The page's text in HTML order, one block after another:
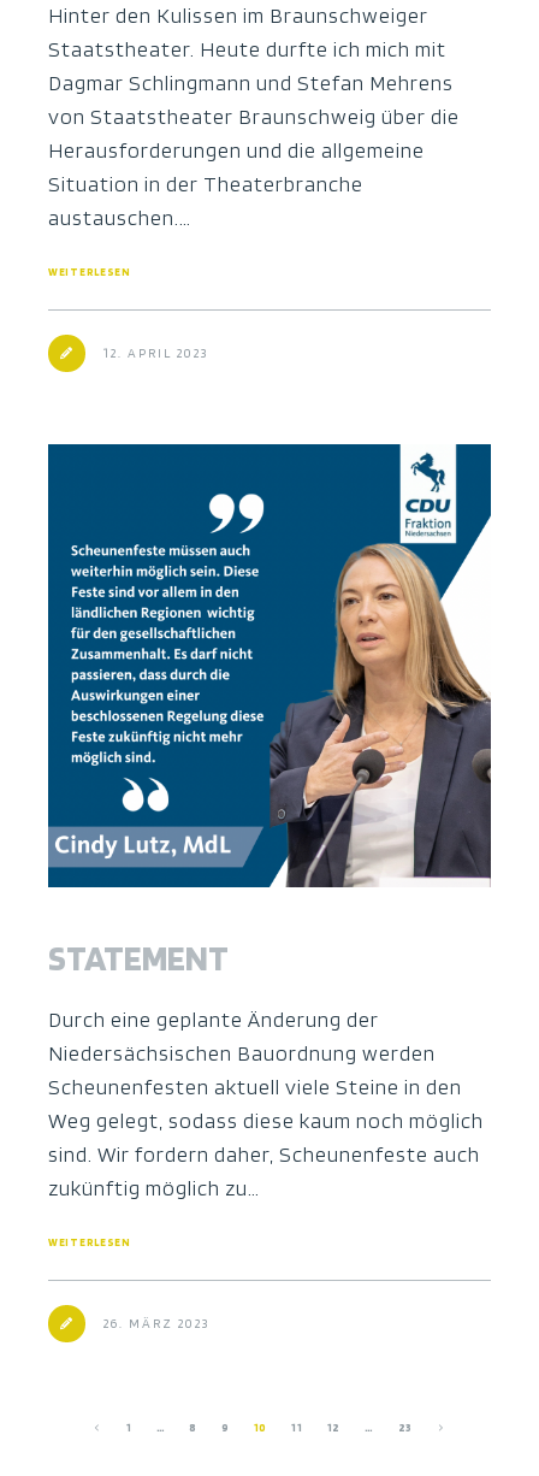
Hinter den Kulissen im Braunschweiger
Staatstheater. Heute durfte ich mich mit
Dagmar Schlingmann und Stefan Mehrens
von Staatstheater Braunschweig über die
Herausforderungen und die allgemeine
Situation in der Theaterbranche
austauschen.…
WEITERLESEN
12. APRIL 2023
STATEMENT
Durch eine geplante Änderung der
Niedersächsischen Bauordnung werden
Scheunenfesten aktuell viele Steine in den
Weg gelegt, sodass diese kaum noch möglich
sind. Wir fordern daher, Scheunenfeste auch
zukünftig möglich zu…
WEITERLESEN
26. MÄRZ 2023
1 … 8 9 10 11 12 … 23